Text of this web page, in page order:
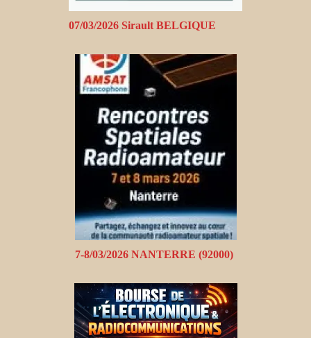
07/03/2026 Sirault BELGIQUE
7-8/03/2026 NANTERRE (92000)